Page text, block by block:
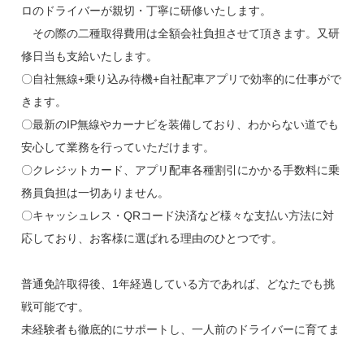
ロのドライバーが親切・丁寧に研修いたします。
その際の二種取得費用は全額会社負担させて頂きます。又研
修日当も支給いたします。
〇自社無線+乗り込み待機+自社配車アプリで効率的に仕事がで
きます。
〇最新のIP無線やカーナビを装備しており、わからない道でも
安心して業務を行っていただけます。
〇クレジットカード、アプリ配車各種割引にかかる手数料に乗
務員負担は一切ありません。
〇キャッシュレス・QRコード決済など様々な支払い方法に対
応しており、お客様に選ばれる理由のひとつです。
普通免許取得後、1年経過している方であれば、どなたでも挑
戦可能です。
未経験者も徹底的にサポートし、一人前のドライバーに育てま